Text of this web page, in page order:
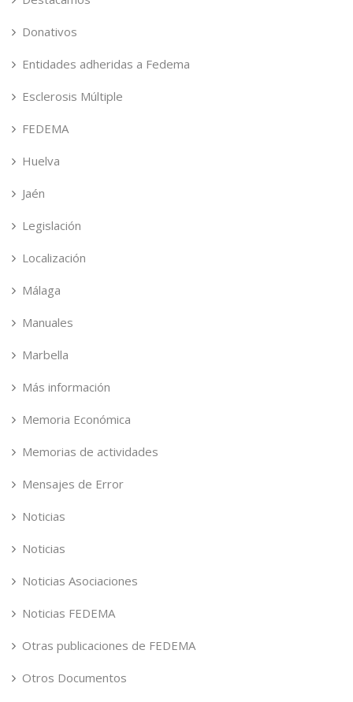
Donativos
Entidades adheridas a Fedema
Esclerosis Múltiple
FEDEMA
Huelva
Jaén
Legislación
Localización
Málaga
Manuales
Marbella
Más información
Memoria Económica
Memorias de actividades
Mensajes de Error
Noticias
Noticias
Noticias Asociaciones
Noticias FEDEMA
Otras publicaciones de FEDEMA
Otros Documentos